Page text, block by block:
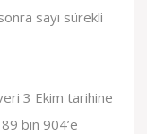
sayı sürekli
3 Ekim tarihine
bin 904’e